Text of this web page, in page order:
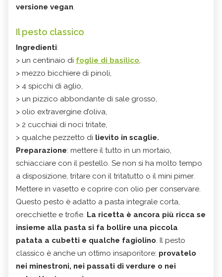
versione vegan
Il pesto classico
Ingredienti:
> un centinaio di foglie di basilico
> mezzo bicchiere di pinoli,
> 4 spicchi di aglio,
> un pizzico abbondante di sale grosso,
> olio extravergine d’oliva,
> 2 cucchiai di noci tritate,
> qualche pezzetto di lievito in scaglie.
Preparazione: mettere il tutto in un mortaio,
schiacciare con il pestello. Se non si ha molto tempo
a disposizione, tritare con il tritatutto o il mini pimer.
Mettere in vasetto e coprire con olio per conservare.
Questo pesto è adatto a pasta integrale corta,
orecchiette e trofie. La ricetta è ancora più ricca se
insieme alla pasta si fa bollire una piccola
patata a cubetti e qualche fagiolino . Il pesto
classico è anche un ottimo insaporitore: provatelo
nei minestroni, nei passati di verdure o nei